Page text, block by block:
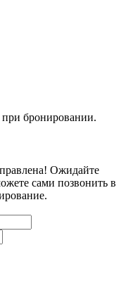
бронировании.
Ожидайте
сами позвонить в